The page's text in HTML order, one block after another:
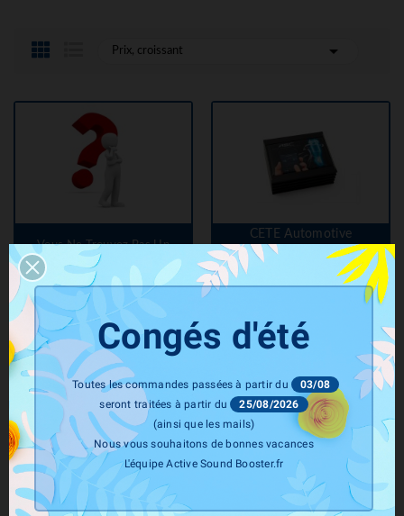
Prix, croissant 
Vous Ne Trouvez Pas Un
Produit : Contactez-Nous
CETE Automotive
Module Rabaissement Active
Suspension Bentley
Prix1 335,00 €
Congés d'été
Toutes les commandes passées à partir du
03/08
seront traitées à partir du
25/08/2026
(ainsi que les mails)
Nous vous souhaitons de bonnes vacances
L'équipe Active Sound Booster.fr